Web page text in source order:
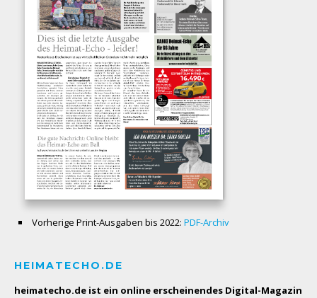
Vorherige Print-Ausgaben bis 2022: PDF-Archiv
HEIMATECHO.DE
heimatecho.de ist ein online erscheinendes Digital-Magazin